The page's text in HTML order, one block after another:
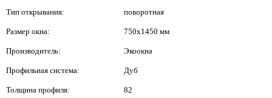
Тип открывания: поворотная
Размер окна: 750x1450 мм
Производитель: Экоокна
Профильная система: Дуб
Толщина профиля: 82